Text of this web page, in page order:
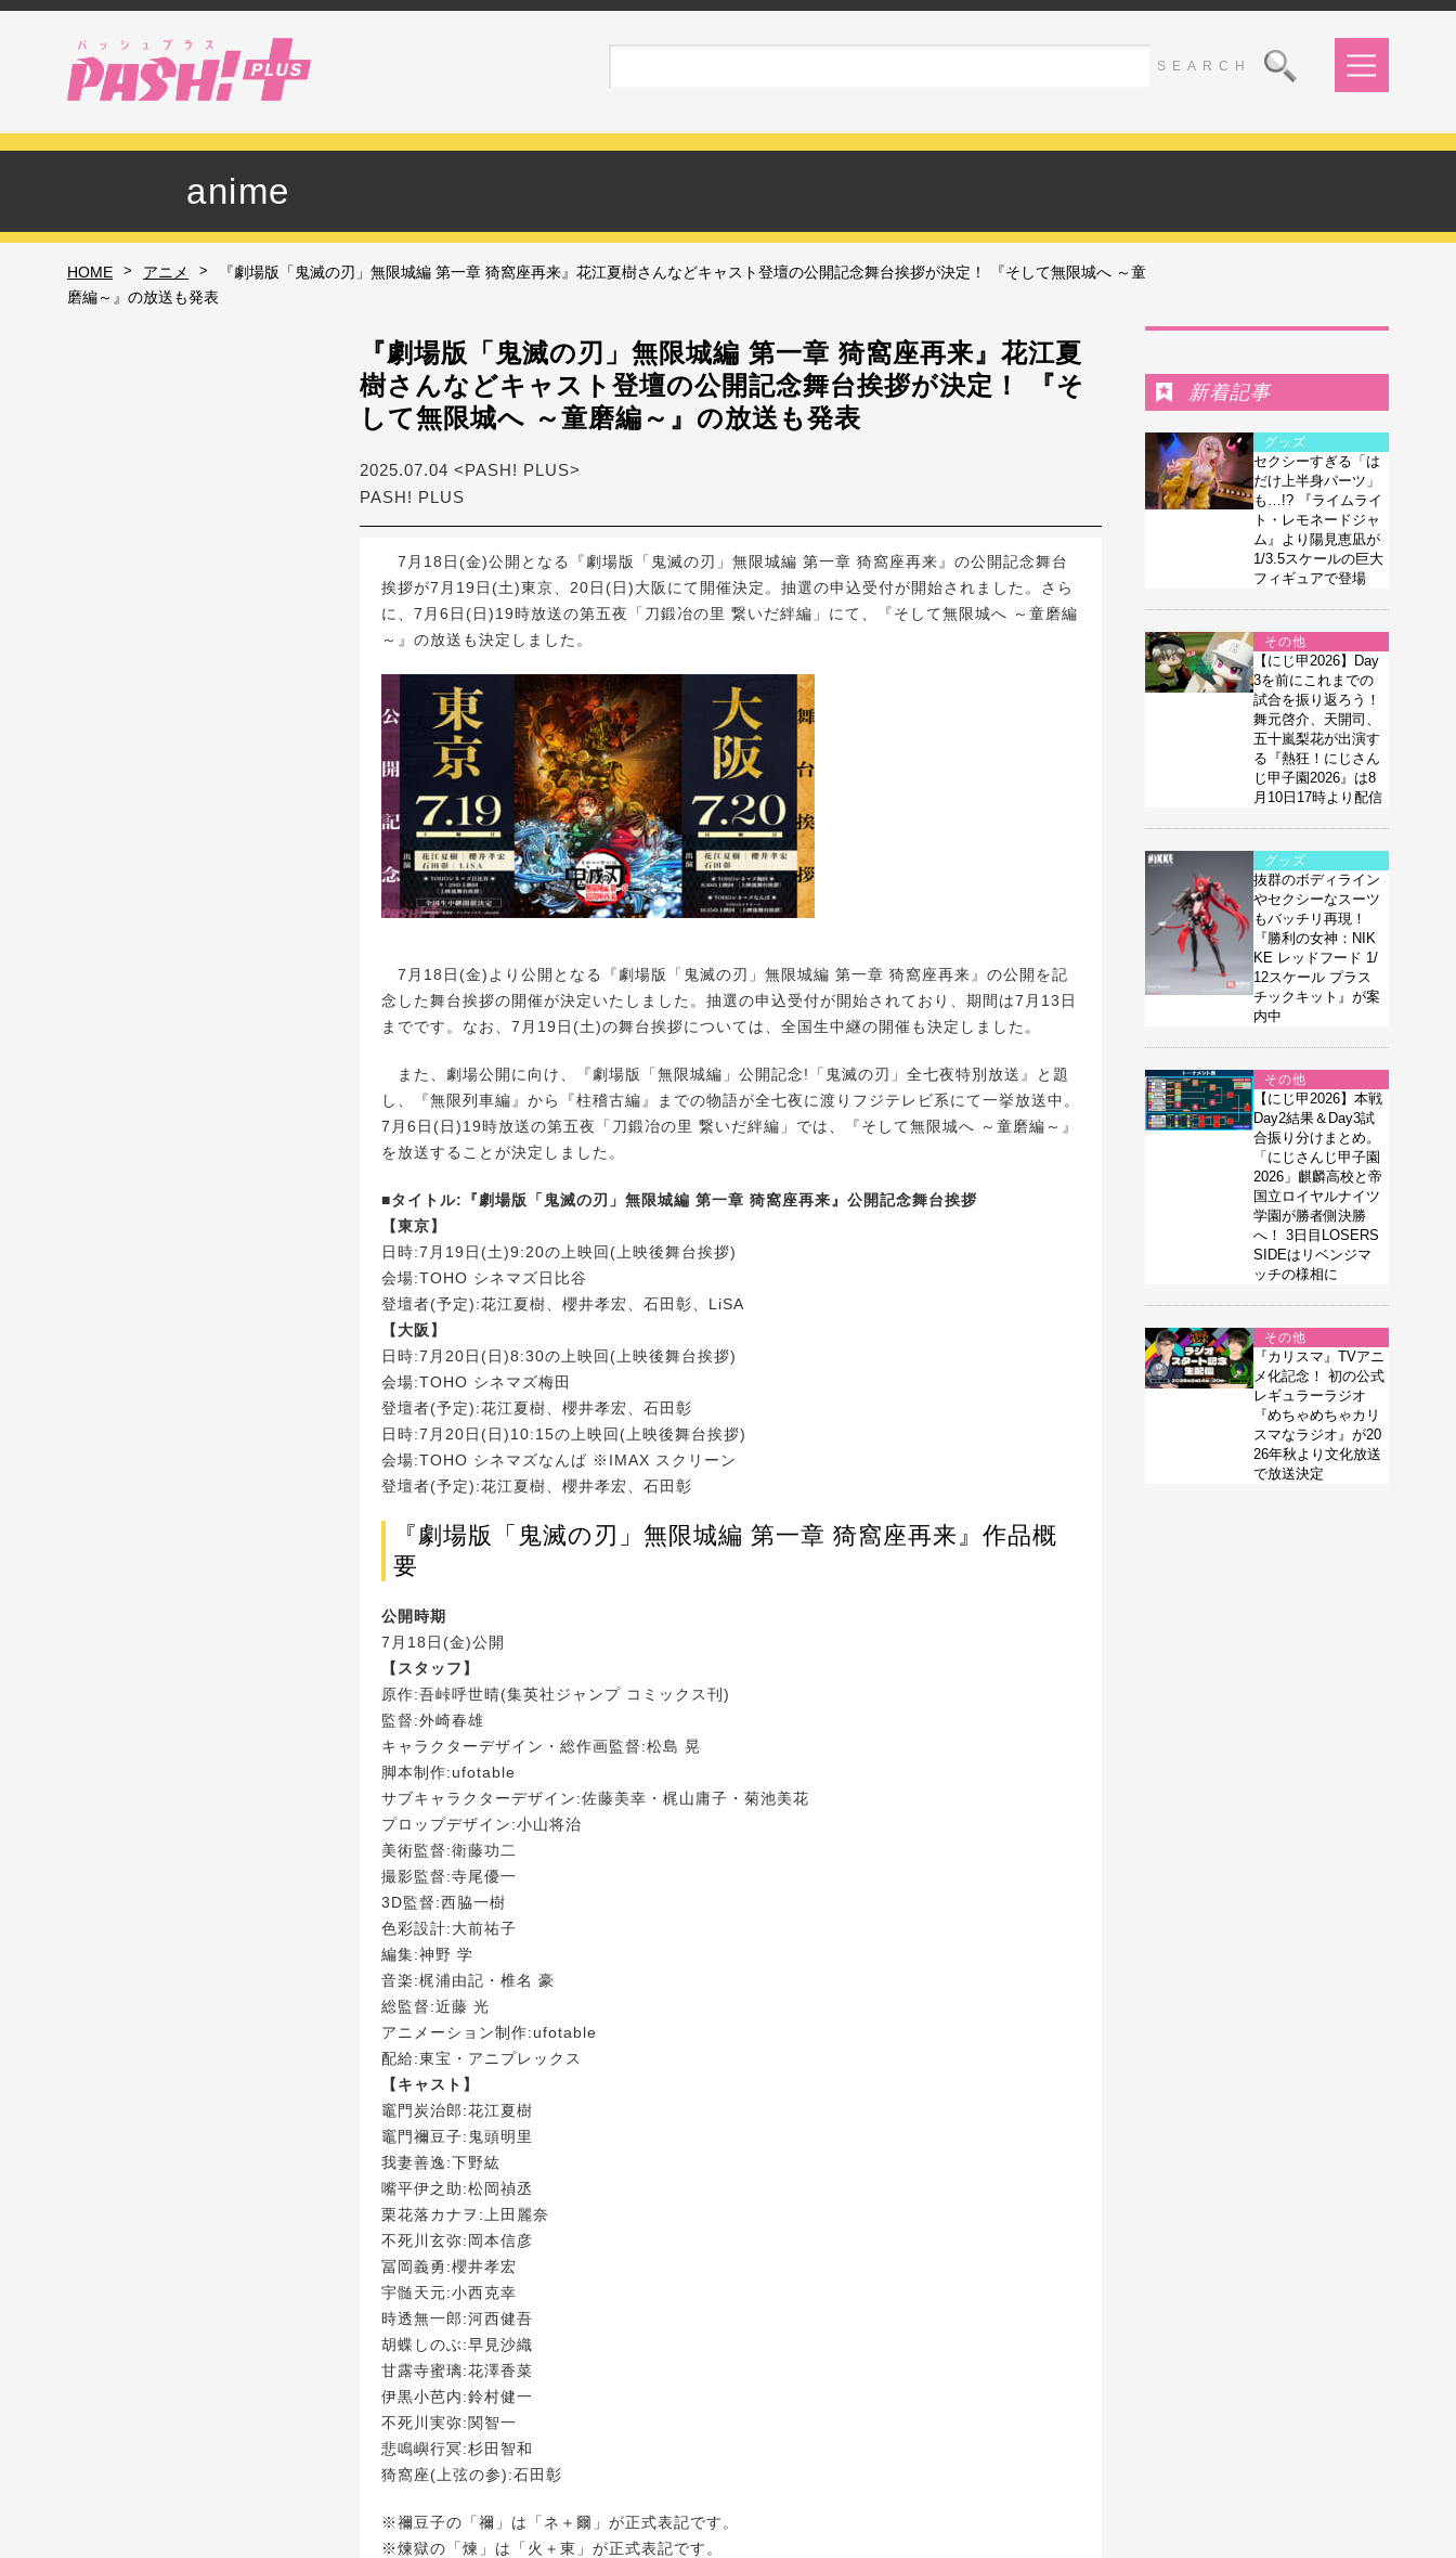
anime
HOME > アニメ >
『劇場版「鬼滅の刃」無限城編 第一章 猗窩座再来』花江夏樹さんなどキャスト登壇の公開記念舞台挨拶が決定！ 『そして無限城へ ～童
磨編～』の放送も発表
『劇場版「鬼滅の刃」無限城編 第一章 猗窩座再来』花江夏
樹さんなどキャスト登壇の公開記念舞台挨拶が決定！ 『そ
して無限城へ ～童磨編～』の放送も発表
2025.07.04 <PASH! PLUS>
PASH! PLUS
7月18日(金)公開となる『劇場版「鬼滅の刃」無限城編 第一章 猗窩座再来』の公開記念舞台
挨拶が7月19日(土)東京、20日(日)大阪にて開催決定。抽選の申込受付が開始されました。さら
に、7月6日(日)19時放送の第五夜「刀鍛冶の里 繋いだ絆編」にて、『そして無限城へ ～童磨編
～』の放送も決定しました。
7月18日(金)より公開となる『劇場版「鬼滅の刃」無限城編 第一章 猗窩座再来』の公開を記
念した舞台挨拶の開催が決定いたしました。抽選の申込受付が開始されており、期間は7月13日
までです。なお、7月19日(土)の舞台挨拶については、全国生中継の開催も決定しました。
また、劇場公開に向け、『劇場版「無限城編」公開記念!「鬼滅の刃」全七夜特別放送』と題
し、『無限列車編』から『柱稽古編』までの物語が全七夜に渡りフジテレビ系にて一挙放送中。
7月6日(日)19時放送の第五夜「刀鍛冶の里 繋いだ絆編」では、『そして無限城へ ～童磨編～』
を放送することが決定しました。
■タイトル:『劇場版「鬼滅の刃」無限城編 第一章 猗窩座再来』公開記念舞台挨拶
【東京】
日時:7月19日(土)9:20の上映回(上映後舞台挨拶)
会場:TOHO シネマズ日比谷
登壇者(予定):花江夏樹、櫻井孝宏、石田彰、LiSA
【大阪】
日時:7月20日(日)8:30の上映回(上映後舞台挨拶)
会場:TOHO シネマズ梅田
登壇者(予定):花江夏樹、櫻井孝宏、石田彰
日時:7月20日(日)10:15の上映回(上映後舞台挨拶)
会場:TOHO シネマズなんば ※IMAX スクリーン
登壇者(予定):花江夏樹、櫻井孝宏、石田彰
『劇場版「鬼滅の刃」無限城編 第一章 猗窩座再来』作品概
要
公開時期
7月18日(金)公開
【スタッフ】
原作:吾峠呼世晴(集英社ジャンプ コミックス刊)
監督:外崎春雄
キャラクターデザイン・総作画監督:松島 晃
脚本制作:ufotable
サブキャラクターデザイン:佐藤美幸・梶山庸子・菊池美花
プロップデザイン:小山将治
美術監督:衛藤功二
撮影監督:寺尾優一
3D監督:西脇一樹
色彩設計:大前祐子
編集:神野 学
音楽:梶浦由記・椎名 豪
総監督:近藤 光
アニメーション制作:ufotable
配給:東宝・アニプレックス
【キャスト】
竈門炭治郎:花江夏樹
竈門禰豆子:鬼頭明里
我妻善逸:下野紘
嘴平伊之助:松岡禎丞
栗花落カナヲ:上田麗奈
不死川玄弥:岡本信彦
冨岡義勇:櫻井孝宏
宇髄天元:小西克幸
時透無一郎:河西健吾
胡蝶しのぶ:早見沙織
甘露寺蜜璃:花澤香菜
伊黒小芭内:鈴村健一
不死川実弥:関智一
悲鳴嶼行冥:杉田智和
猗窩座(上弦の参):石田彰
※禰豆子の「禰」は「ネ＋爾」が正式表記です。
※煉獄の「煉」は「火＋東」が正式表記です。
新着記事
グッズ
セクシーすぎる「は
だけ上半身パーツ」
も…!? 『ライムライ
ト・レモネードジャ
ム』より陽見恵凪が
1/3.5スケールの巨大
フィギュアで登場
その他
【にじ甲2026】Day
3を前にこれまでの
試合を振り返ろう！
舞元啓介、天開司、
五十嵐梨花が出演す
る『熱狂！にじさん
じ甲子園2026』は8
月10日17時より配信
グッズ
抜群のボディライン
やセクシーなスーツ
もバッチリ再現！
『勝利の女神：NIK
KE レッドフード 1/
12スケール プラス
チックキット』が案
内中
その他
【にじ甲2026】本戦
Day2結果＆Day3試
合振り分けまとめ。
「にじさんじ甲子園
2026」麒麟高校と帝
国立ロイヤルナイツ
学園が勝者側決勝
へ！ 3日目LOSERS
SIDEはリベンジマ
ッチの様相に
その他
『カリスマ』TVアニ
メ化記念！ 初の公式
レギュラーラジオ
『めちゃめちゃカリ
スマなラジオ』が20
26年秋より文化放送
で放送決定